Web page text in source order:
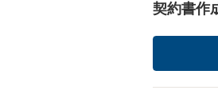
契約書作